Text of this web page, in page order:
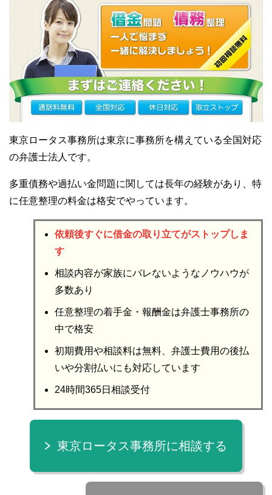
東京ロータス事務所は東京に事務所を構えている全国対応
の弁護士法人です。
多重債務や過払い金問題に関しては長年の経験があり、特
に任意整理の料金は格安でやっています。
依頼後すぐに借金の取り立てがストップしま
す
相談内容が家族にバレないようなノウハウが
多数あり
任意整理の着手金・報酬金は弁護士事務所の
中で格安
初期費用や相談料は無料、弁護士費用の後払
いや分割払いにも対応しています
24時間365日相談受付
東京ロータス事務所に相談する